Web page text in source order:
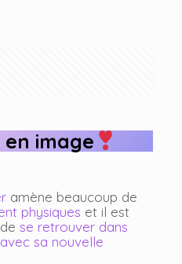
en image
amène beaucoup de
physiques et il est
se retrouver dans
sa nouvelle